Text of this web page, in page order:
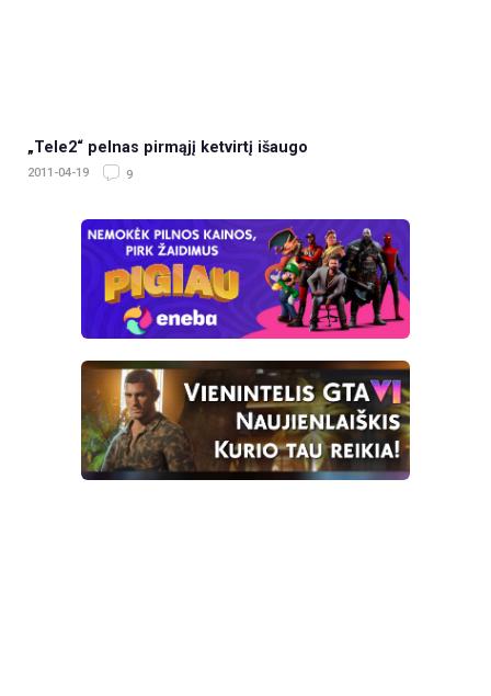
„Tele2“ pelnas pirmąjį ketvirtį išaugo
2011-04-19 9